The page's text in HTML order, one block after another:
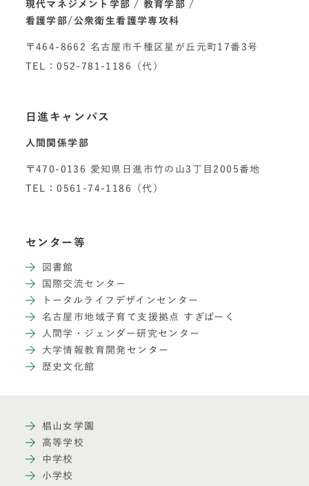
現代マネジメント学部
教育学部
看護学部/公衆衛生看護学専攻科
〒464-8662 名古屋市千種区星が丘元町17番3号
TEL：052-781-1186（代）
日進キャンパス
人間関係学部
〒470-0136 愛知県日進市竹の山3丁目2005番地
TEL：0561-74-1186（代）
センター等
図書館
国際交流センター
トータルライフデザインセンター
名古屋市地域子育て支援拠点 すぎぱーく
人間学・ジェンダー研究センター
大学情報教育開発センター
歴史文化館
椙山女学園
高等学校
中学校
小学校